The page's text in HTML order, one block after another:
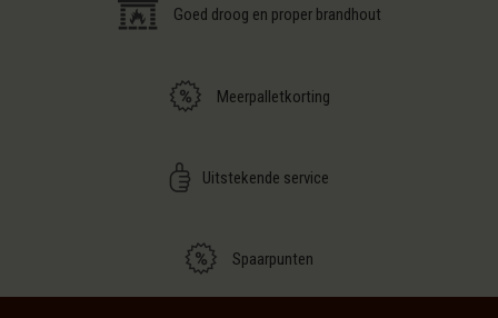
Goed droog en proper brandhout
Meerpalletkorting
Uitstekende service
Spaarpunten